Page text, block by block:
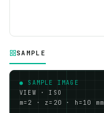
SAMPLE
● SAMPLE IMAGE
VIEW · ISO
m=2 · z=20 · h=10 mm